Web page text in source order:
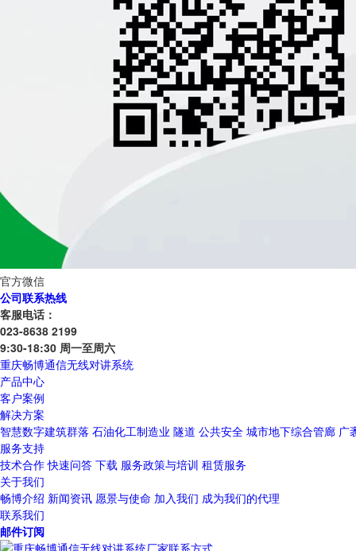
官方微信
公司联系热线
客服电话：
023-8638 2199
9:30-18:30 周一至周六
重庆畅博通信无线对讲系统
产品中心
客户案例
解决方案
智慧数字建筑群落 石油化工制造业 隧道 公共安全 城市地下综合管廊 广
服务支持
技术合作 快速问答 下载 服务政策与培训 租赁服务
关于我们
畅博介绍 新闻资讯 愿景与使命 加入我们 成为我们的代理
联系我们
邮件订阅